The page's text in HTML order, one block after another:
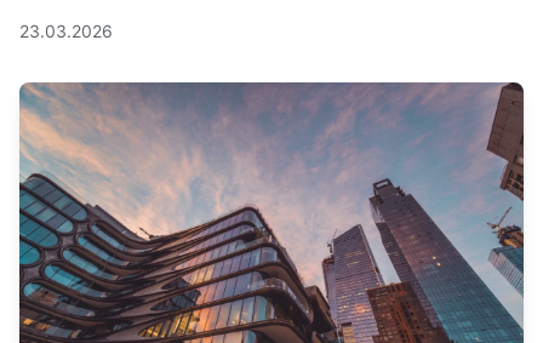
23.03.2026